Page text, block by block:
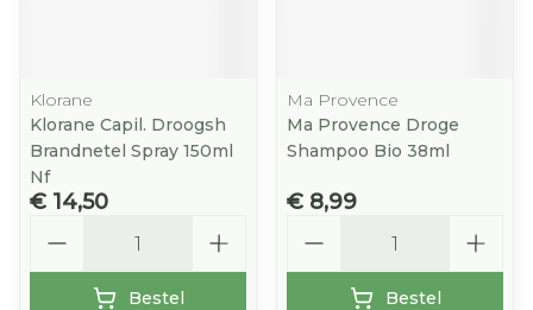
Klorane
Klorane Capil. Droogsh
Brandnetel Spray 150ml
Nf
€ 14,50
Bestel
Ma Provence
Ma Provence Droge
Shampoo Bio 38ml
€ 8,99
Bestel